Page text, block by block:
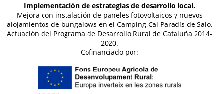
Implementación de estrategias de desarrollo local.
Mejora con instalación de paneles fotovoltaicos y nuevos
alojamientos de bungalows en el Camping Cal Paradís de Salo.
Actuación del Programa de Desarrollo Rural de Cataluña 2014-
2020.
Cofinanciado por: